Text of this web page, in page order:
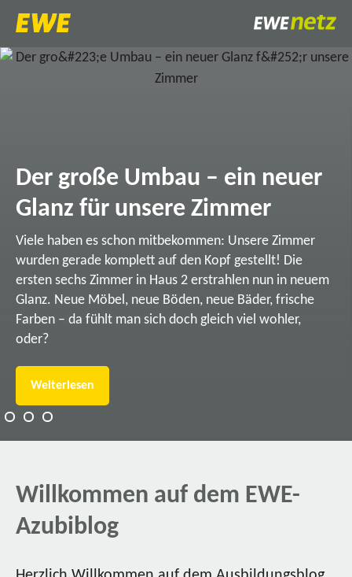
Der große Umbau – ein neuer
Glanz für unsere Zimmer
Viele haben es schon mitbekommen: Unsere Zimmer
wurden gerade komplett auf den Kopf gestellt! Die
ersten sechs Zimmer in Haus 2 erstrahlen nun in neuem
Glanz. Neue Möbel, neue Böden, neue Bäder, frische
Farben – da fühlt man sich doch gleich viel wohler,
oder?
Weiterlesen
Willkommen auf dem EWE-
Azubiblog